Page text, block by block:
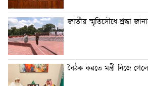
জাতীয় স্মৃতিসৌধে শ্রদ্ধা
বৈঠক করতে মন্ত্রী নিজে